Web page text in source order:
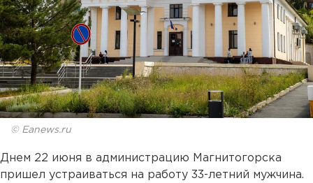
© Eanews.ru
Днем 22 июня в администрацию Магнитогорска
пришел устраиваться на работу 33-летний мужчина.